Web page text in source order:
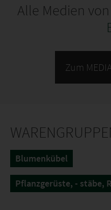
Alle Medien von
Zum
Blumenkübel
Pflanzgerüste, - stäbe,